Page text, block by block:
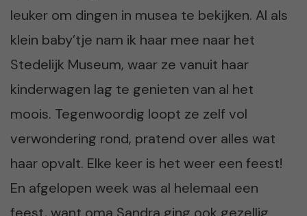
leuker om dingen in musea te bekijken. Al als
klein baby’tje nam ik haar mee naar het
Stedelijk Museum, waar ze vanuit haar
kinderwagen lag te genieten van al het
moois. Tegenwoordig loopt ze zelf vol
verwondering rond, pratend over alles wat
haar opvalt. Elke keer is het weer een feest!
En afgelopen week was al helemaal een